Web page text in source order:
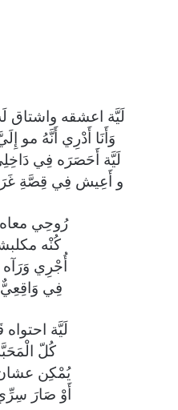
لَيَّة اعشقه واشتاق
وَأَنَا أَدْرِي أَنَّهُ مو
لَيَّة أَحَصَرَه فِي
و أَعِيش فِي قِصَّةِ
رُوحِي
كُنْه
أُجْرِي
فِي وَاقِعِيٌّ
لَيَّة
كُلّ
يُمْكِن عشان
أَوْ صَارَ